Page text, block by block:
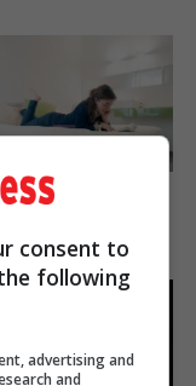
Floating Bed: All
For Mere $1.6
Brainberries
consent to
following
advertising and
and